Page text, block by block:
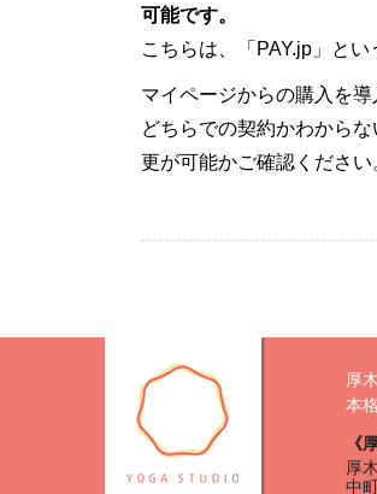
可能です。
こちらは、「PAY.jp」と
マイページからの購入を
どちらでの契約かわから
更が可能かご確認くださ
厚
本
《
厚
中